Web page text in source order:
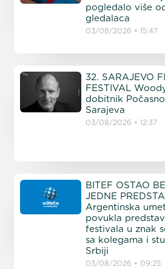
pogledalo više
gledalaca
03/08/2026 15:47
32. SARAJEVO
FESTIVAL
dobitnik
Sarajeva
03/08/2026 12:37
BITEF OSTAO
JEDNE
Argentinska
povukla
festivala u znak
sa kolegama i
Srbiji
03/08/2026 09:25